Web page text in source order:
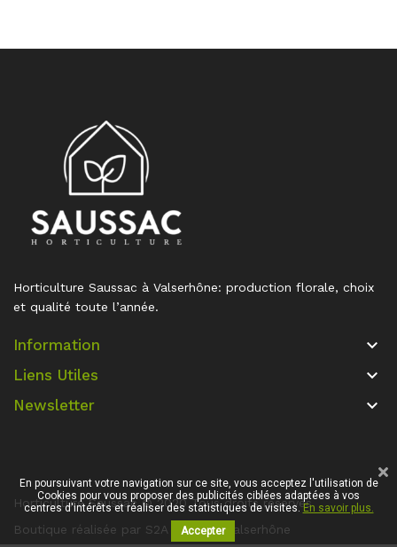
Horticulture Saussac à Valserhône: production florale, choix
et qualité toute l’année.
Information keyboard_arrow_down
Liens Utiles keyboard_arrow_down
Newsletter keyboard_arrow_down
Horticulture Saussac © 2020 Tous droits réservés
Boutique réalisée par S2A Solution Valserhône
En poursuivant votre navigation sur ce site, vous acceptez l'utilisation de
Cookies pour vous proposer des publicités ciblées adaptées à vos
centres d'intérêts et réaliser des statistiques de visites.En savoir plus.
Accepter